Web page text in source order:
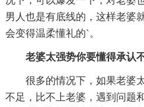
男人也是有底线的，这样老婆
会变得温柔懂礼的`。
老婆太强势你要懂得承认
很多的情况下，如果老婆
不足，比不上老婆，遇到问题